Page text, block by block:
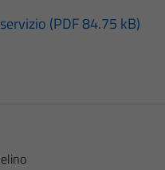
(PDF 84.75 kB)